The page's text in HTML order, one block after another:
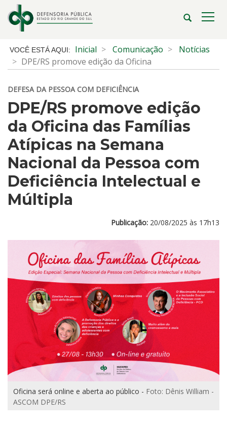
para
para
menu
para
busca
Abrir
Início
conteúdo
Inicial Comunicação
Notícias
DPE/RS promove edição da Oficina
DEFESA DA PESSOA COM DEFICIÊNCIA
DPE/RS promove edição
da Oficina das Famílias
Atípicas na Semana
Nacional da Pessoa com
Deficiência Intelectual e
Múltipla
Publicação: 20/08/2025 às 17h13
Oficina será online e aberta ao público - Foto: Dênis William -
ASCOM DPE/RS